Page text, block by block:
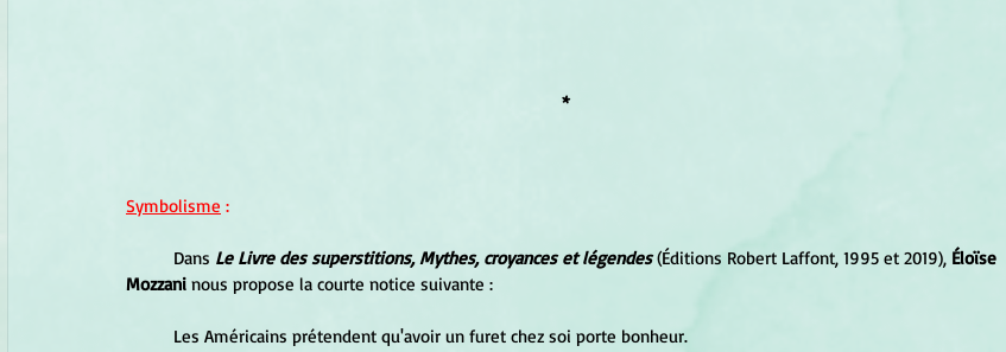
*
Symbolisme :
	Dans
Le Livre des superstitions, Mythes, croyances et légendes (Éditions Robert Laffont, 1995 et 2019), Éloïse
Mozzani nous propose la courte notice suivante :
	Les Américains prétendent qu'avoir un furet chez soi porte bonheur.